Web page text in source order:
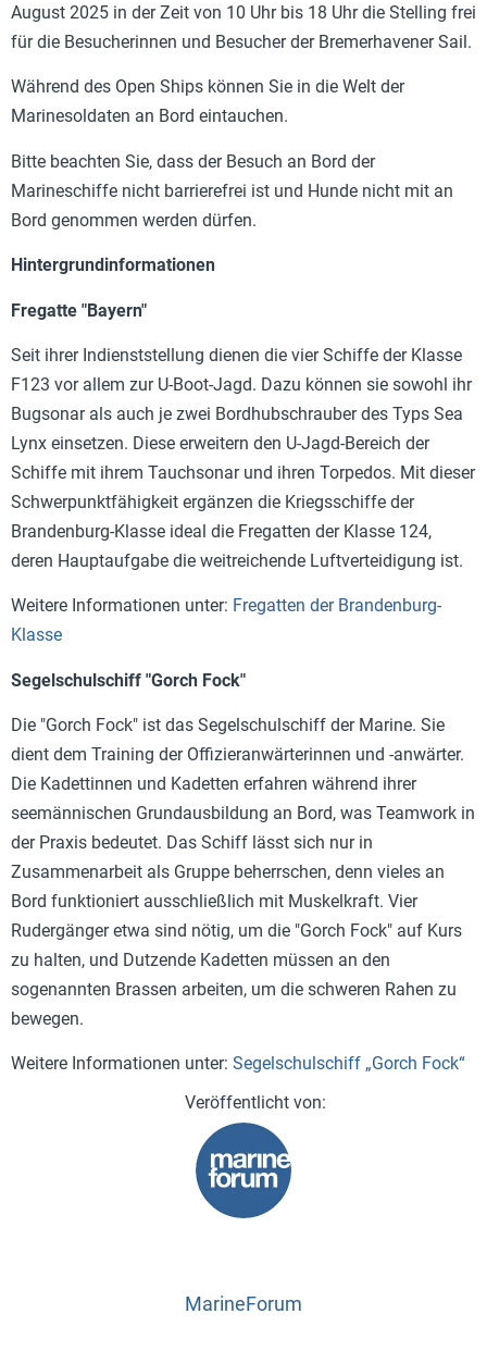
August 2025 in der Zeit von 10 Uhr bis 18 Uhr die Stelling frei
für die Besucherinnen und Besucher der Bremerhavener Sail.
Während des Open Ships können Sie in die Welt der
Marinesoldaten an Bord eintauchen.
Bitte beachten Sie, dass der Besuch an Bord der
Marineschiffe nicht barrierefrei ist und Hunde nicht mit an
Bord genommen werden dürfen.
Hintergrundinformationen
Fregatte "Bayern"
Seit ihrer Indienststellung dienen die vier Schiffe der Klasse
F123 vor allem zur U-Boot-Jagd. Dazu können sie sowohl ihr
Bugsonar als auch je zwei Bordhubschrauber des Typs Sea
Lynx einsetzen. Diese erweitern den U-Jagd-Bereich der
Schiffe mit ihrem Tauchsonar und ihren Torpedos. Mit dieser
Schwerpunktfähigkeit ergänzen die Kriegsschiffe der
Brandenburg-Klasse ideal die Fregatten der Klasse 124,
deren Hauptaufgabe die weitreichende Luftverteidigung ist.
Weitere Informationen unter: Fregatten der Brandenburg-
Klasse
Segelschulschiff "Gorch Fock"
Die "Gorch Fock" ist das Segelschulschiff der Marine. Sie
dient dem Training der Offizieranwärterinnen und -anwärter.
Die Kadettinnen und Kadetten erfahren während ihrer
seemännischen Grundausbildung an Bord, was Teamwork in
der Praxis bedeutet. Das Schiff lässt sich nur in
Zusammenarbeit als Gruppe beherrschen, denn vieles an
Bord funktioniert ausschließlich mit Muskelkraft. Vier
Rudergänger etwa sind nötig, um die "Gorch Fock" auf Kurs
zu halten, und Dutzende Kadetten müssen an den
sogenannten Brassen arbeiten, um die schweren Rahen zu
bewegen.
Weitere Informationen unter: Segelschulschiff „Gorch Fock“
MarineForum